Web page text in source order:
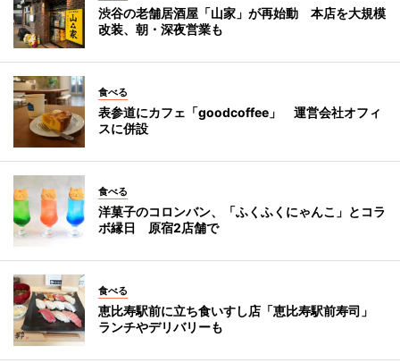
渋谷の老舗居酒屋「山家」が再始動 本店を大規模
改装、朝・深夜営業も
食べる
表参道にカフェ「goodcoffee」 運営会社オフィ
スに併設
食べる
洋菓子のコロンバン、「ふくふくにゃんこ」とコラ
ボ縁日 原宿2店舗で
食べる
恵比寿駅前に立ち食いすし店「恵比寿駅前寿司」
ランチやデリバリーも